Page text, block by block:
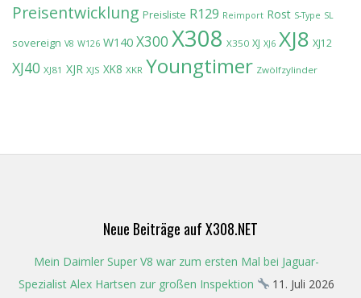
Preisentwicklung Preisliste R129 Reimport Rost S-Type SL
sovereign V8 W126 W140 X300 X308 X350 XJ XJ6 XJ8 XJ12
XJ40 XJ81 XJR XJS XK8 XKR Youngtimer Zwölfzylinder
Neue Beiträge auf X308.NET
Mein Daimler Super V8 war zum ersten Mal bei Jaguar-
Spezialist Alex Hartsen zur großen Inspektion
11. Juli 2026